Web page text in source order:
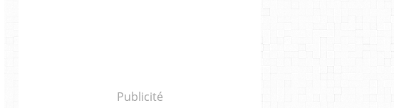
Publicité